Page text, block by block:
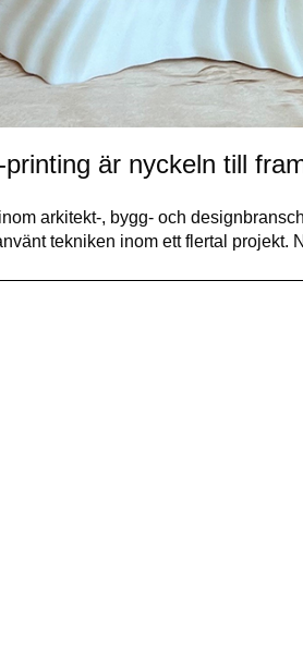
är nyckeln till
arkitekt-, bygg- och
tekniken inom ett flertal projekt.